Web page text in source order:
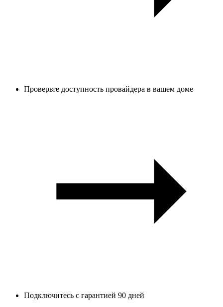
Проверьте доступность провайдера в вашем доме
Подключитесь с гарантией 90 дней